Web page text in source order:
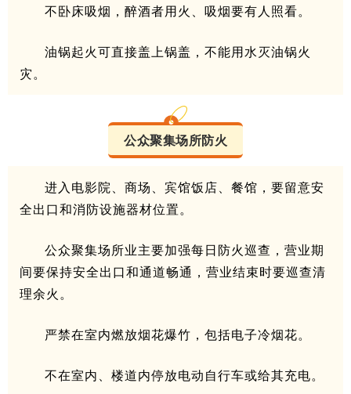
不卧床吸烟，醉酒者用火、吸烟要有人照看。
油锅起火可直接盖上锅盖，不能用水灭油锅火
灾。
公众聚集场所防火
进入电影院、商场、宾馆饭店、餐馆，要留意安
全出口和消防设施器材位置。
公众聚集场所业主要加强每日防火巡查，营业期
间要保持安全出口和通道畅通，营业结束时要巡查清
理余火。
严禁在室内燃放烟花爆竹，包括电子冷烟花。
不在室内、楼道内停放电动自行车或给其充电。